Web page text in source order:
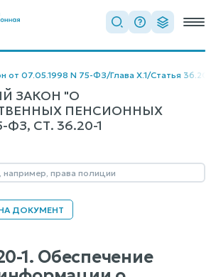
от 07.05.1998 N 75-ФЗ/Глава X.1/Статья 36.20-1
ЗАКОН "О
ПЕНСИОННЫХ
СТ. 36.20-1
ДОКУМЕНТ
1. Обеспечение